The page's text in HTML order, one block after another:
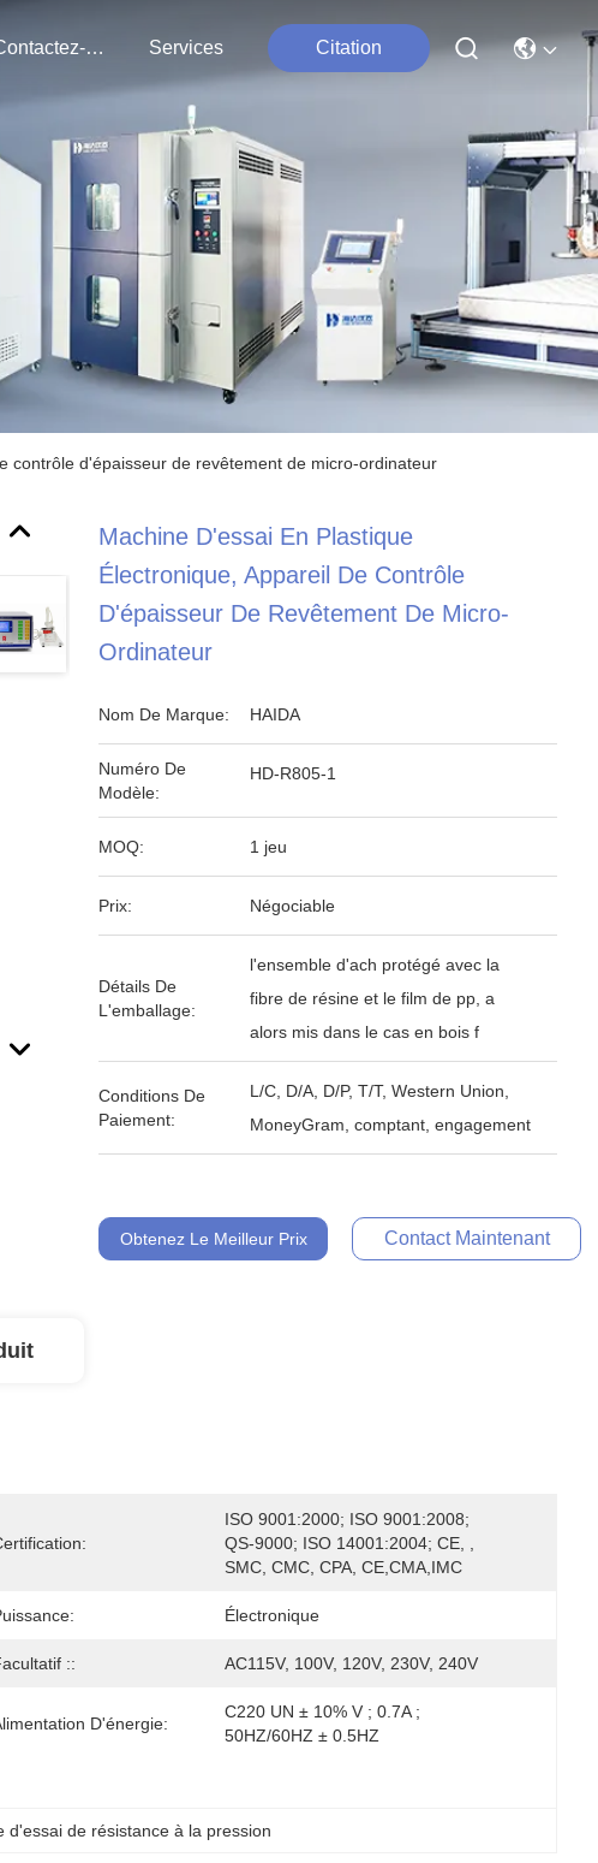
Contactez-Nous Services Citation
contrôle d'épaisseur de revêtement de micro-ordinateur
Machine D'essai En Plastique
Électronique, Appareil De Contrôle
D'épaisseur De Revêtement De Micro-
Ordinateur
Nom De Marque: HAIDA
Numéro De
Modèle:
HD-R805-1
MOQ: 1 jeu
Prix: Négociable
Détails De
L'emballage:
l'ensemble d'ach protégé avec la
fibre de résine et le film de pp, a
alors mis dans le cas en bois f
Conditions De
Paiement:
L/C, D/A, D/P, T/T, Western Union,
MoneyGram, comptant, engagement
Obtenez Le Meilleur Prix Contact Maintenant
ISO 9001:2000; ISO 9001:2008;
QS-9000; ISO 14001:2004; CE, ,
SMC, CMC, CPA, CE,CMA,IMC
Électronique
:: AC115V, 100V, 120V, 230V, 240V
D'énergie:
C220 UN ± 10% V ; 0.7A ;
50HZ/60HZ ± 0.5HZ
d'essai de résistance à la pression